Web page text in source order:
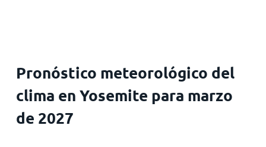
Pronóstico meteorológico del
clima en Yosemite para marzo
de 2027